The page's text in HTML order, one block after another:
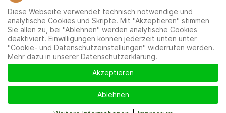
Mitglieder|Impressum|Datenschutzerklärung|Cookie-
und Datenschutzeinstellungen
Diese Webseite verwendet technisch notwendige und
analytische Cookies und Skripte. Mit "Akzeptieren" stimmen
Sie allen zu, bei "Ablehnen" werden analytische Cookies
deaktiviert. Einwilligungen können jederzeit unten unter
"Cookie- und Datenschutzeinstellungen" widerrufen werden.
Mehr dazu in unserer Datenschutzerklärung.
Akzeptieren
Ablehnen